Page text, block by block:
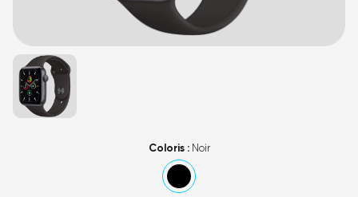
Coloris : Noir